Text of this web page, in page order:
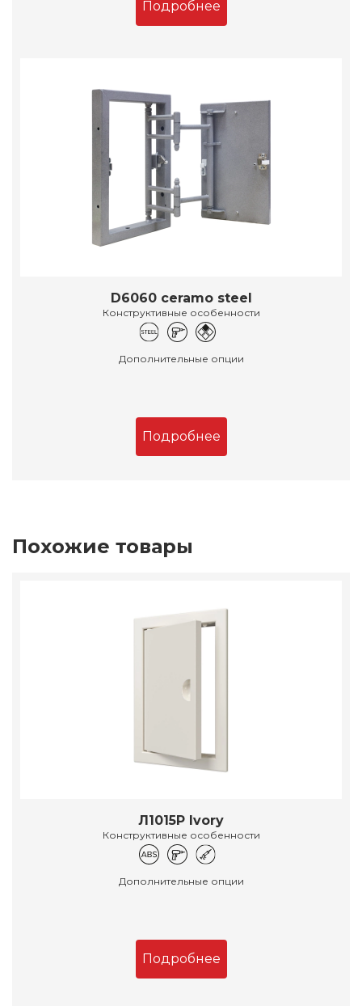
Подробнее
D6060 ceramo steel
Конструктивные особенности
Дополнительные опции
Подробнее
Похожие товары
Л1015Р Ivory
Конструктивные особенности
Дополнительные опции
Подробнее